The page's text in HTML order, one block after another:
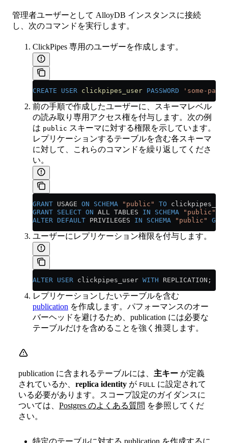
管理者ユーザーとして AlloyDB インスタンスに接続
し、次のコマンドを実行します。
ClickPipes 専用のユーザーを作成します。
CREATE USER clickpipes_user PASSWORD 'some-
前の手順で作成したユーザーに、スキーマレベル
の読み取り専用アクセス権を付与します。次の例
は public スキーマに対する権限を示しています。
レプリケーションするテーブルを含む各スキーマ
に対して、これらのコマンドを繰り返してくださ
い。
GRANT USAGE ON SCHEMA "public" TO
GRANT SELECT ON ALL TABLES IN SCHEMA "public"
ALTER DEFAULT PRIVILEGES IN SCHEMA "public"
ユーザーにレプリケーション権限を付与します。
ALTER USER clickpipes_user WITH REPLICATION;
レプリケーションしたいテーブルを含む
publication を作成します。パフォーマンスのオー
バーヘッドを避けるため、publication には必要な
テーブルだけを含めることを強く推奨します。
publication に含まれるテーブルには、 主キー が定義
されているか、 replica identity が FULL に設定されて
いる必要があります。スコープ設定のガイダンスに
ついては、 Postgres のよくある質問 を参照してくだ
さい。